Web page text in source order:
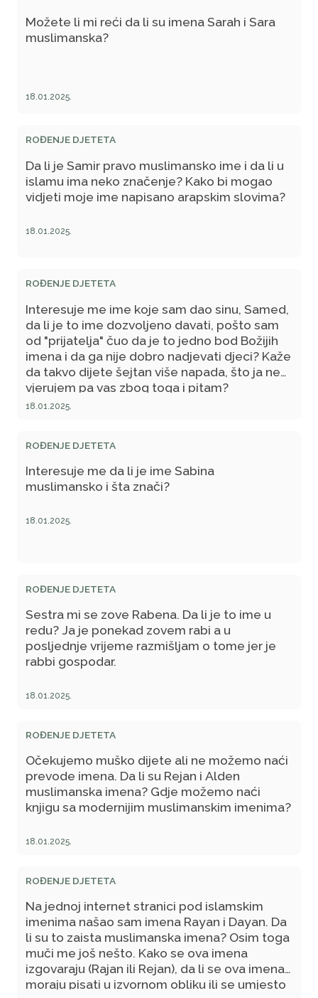
Možete li mi reći da li su imena Sarah i Sara
muslimanska?
18.01.2025.
ROĐENJE DJETETA
Da li je Samir pravo muslimansko ime i da li u
islamu ima neko značenje? Kako bi mogao
vidjeti moje ime napisano arapskim slovima?
18.01.2025.
ROĐENJE DJETETA
Interesuje me ime koje sam dao sinu, Samed,
da li je to ime dozvoljeno davati, pošto sam
od "prijatelja" čuo da je to jedno bod Božijih
imena i da ga nije dobro nadjevati djeci? Kaže
da takvo dijete šejtan više napada, što ja ne
vjerujem pa vas zbog toga i pitam?
18.01.2025.
ROĐENJE DJETETA
Interesuje me da li je ime Sabina
muslimansko i šta znači?
18.01.2025.
ROĐENJE DJETETA
Sestra mi se zove Rabena. Da li je to ime u
redu? Ja je ponekad zovem rabi a u
posljednje vrijeme razmišljam o tome jer je
rabbi gospodar.
18.01.2025.
ROĐENJE DJETETA
Očekujemo muško dijete ali ne možemo naći
prevode imena. Da li su Rejan i Alden
muslimanska imena? Gdje možemo naći
knjigu sa modernijim muslimanskim imenima?
18.01.2025.
ROĐENJE DJETETA
Na jednoj internet stranici pod islamskim
imenima našao sam imena Rayan i Dayan. Da
li su to zaista muslimanska imena? Osim toga
muči me još nešto. Kako se ova imena
izgovaraju (Rajan ili Rejan), da li se ova imena
moraju pisati u izvornom obliku ili se umjesto